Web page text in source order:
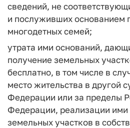
сведений, не
и послуживших основанием
многодетных семей;
утрата ими оснований,
получение земельных
бесплатно, в том числе в
место жительства в другой
Федерации или за пределы
Федерации, реализации ими
земельных участков в